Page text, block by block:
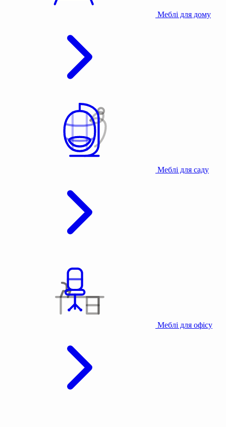
Меблі для дому
Меблі для саду
Меблі для офісу